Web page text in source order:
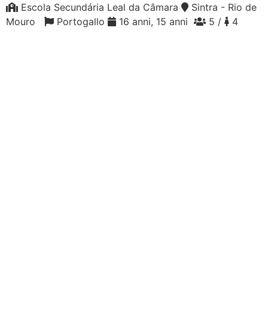
Escola Secundária Leal da Câmara
Sintra - Rio de
Mouro
Portogallo 16 anni, 15 anni 5 / 4